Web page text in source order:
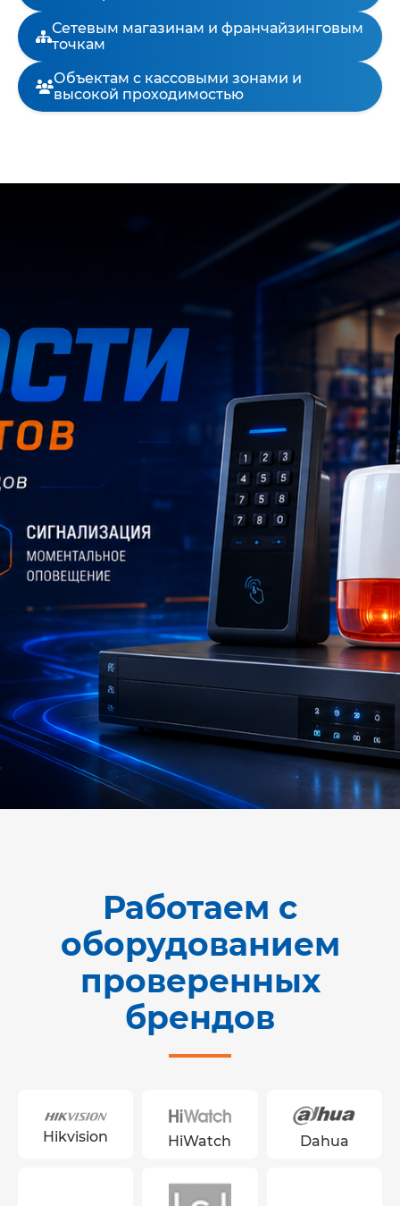
Сетевым магазинам и франчайзинговым
точкам
Объектам с кассовыми зонами и
высокой проходимостью
Работаем с
оборудованием
проверенных
брендов
Hikvision HiWatch Dahua